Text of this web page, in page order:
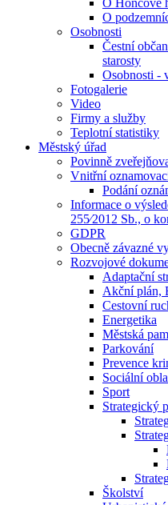
O Hončově
O
Osobnosti
Čestní
starosty
Osobnosti -
Fotogalerie
Video
Firmy a služby
Teplotní statistiky
Městský úřad
Povinně
Vnitřní
Podání
Informace o
255⁄2012 Sb., o
GDPR
Obecně závazné
Rozvojové
Adaptační
Akční plán,
Cestovní
Energetika
Městská
Parkování
Prevence
Sociální
Sport
Strategický
Školství